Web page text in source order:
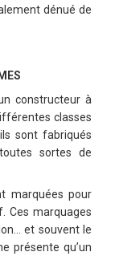
dénué de
constructeur à
classes
sont fabriqués
sortes de
marquées pour
Ces marquages
et souvent le
présente qu’un